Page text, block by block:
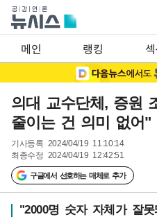
메인 랭킹
의대 교수단체, 증원
줄이는 건 의미 없어"
기사등록 2024/04/19 11:10:14
최종수정 2024/04/19 12:42:51
구글에서 선호하는 매체로 추가
"2000명 숫자 자체가 잘